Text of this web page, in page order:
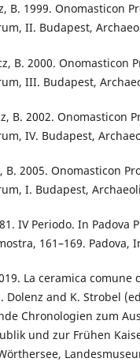
B. 1999. Onomasticon
II. Budapest,
B. 2000. Onomasticon
III. Budapest,
B. 2002. Onomasticon
IV. Budapest,
B. 2005. Onomasticon
I. Budapest,
IV Periodo. In Padova
161–169. Padova,
La ceramica comune
Dolenz and K. Strobel
Chronologien zum
und zur Frühen